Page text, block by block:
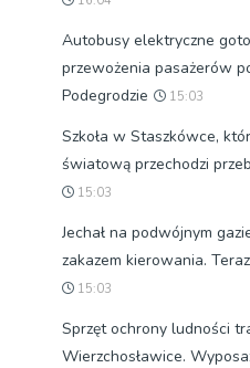
Autobusy elektryczne
przewożenia pasażerów
Podegrodzie
15:03
Szkoła w Staszkówce,
światową przechodzi
15:03
Jechał na podwójnym
zakazem kierowania.
15:03
Sprzęt ochrony ludności
Wierzchosławice.